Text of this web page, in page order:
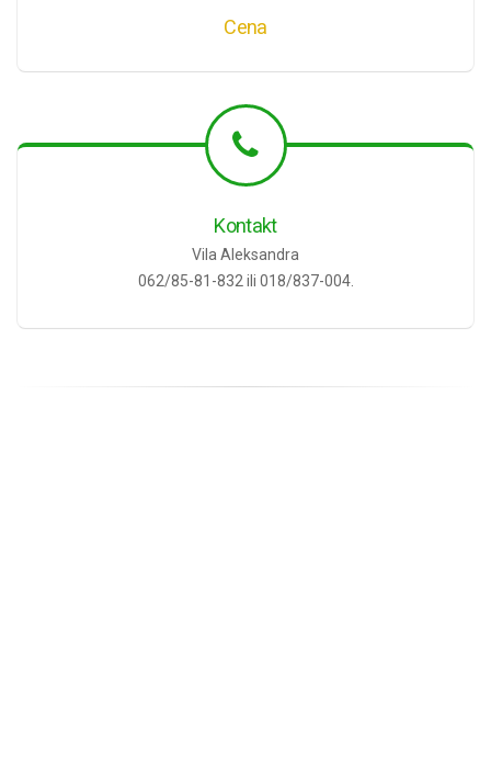
Cena
Kontakt
Vila Aleksandra
062/85-81-832 ili 018/837-004.